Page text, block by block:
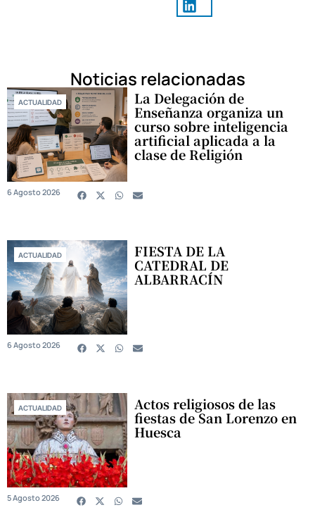
Noticias relacionadas
ACTUALIDAD La Delegación de
Enseñanza organiza un
curso sobre inteligencia
artificial aplicada a la
clase de Religión
6 Agosto 2026
ACTUALIDAD FIESTA DE LA
CATEDRAL DE
ALBARRACÍN
6 Agosto 2026
ACTUALIDAD Actos religiosos de las
fiestas de San Lorenzo en
Huesca
5 Agosto 2026